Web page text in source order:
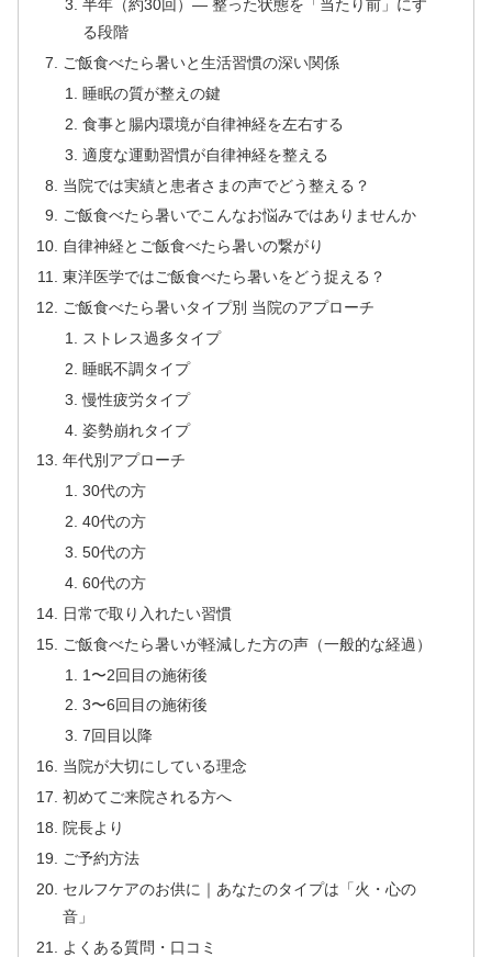
半年（約30回）— 整った状態を「当たり前」にす
る段階
ご飯食べたら暑いと生活習慣の深い関係
睡眠の質が整えの鍵
食事と腸内環境が自律神経を左右する
適度な運動習慣が自律神経を整える
当院では実績と患者さまの声でどう整える？
ご飯食べたら暑いでこんなお悩みではありませんか
自律神経とご飯食べたら暑いの繋がり
東洋医学ではご飯食べたら暑いをどう捉える？
ご飯食べたら暑いタイプ別 当院のアプローチ
ストレス過多タイプ
睡眠不調タイプ
慢性疲労タイプ
姿勢崩れタイプ
年代別アプローチ
30代の方
40代の方
50代の方
60代の方
日常で取り入れたい習慣
ご飯食べたら暑いが軽減した方の声（一般的な経過）
1〜2回目の施術後
3〜6回目の施術後
7回目以降
当院が大切にしている理念
初めてご来院される方へ
院長より
ご予約方法
セルフケアのお供に｜あなたのタイプは「火・心の
音」
よくある質問・口コミ